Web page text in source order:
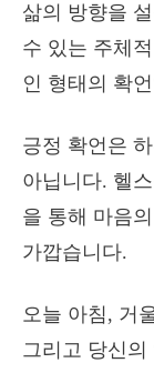
삶의 방향을
수 있는 주체
인 형태의 확
긍정 확언은
아닙니다. 헬
을 통해 마음
가깝습니다.
오늘 아침, 거
그리고 당신